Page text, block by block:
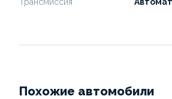
Похожие автомобили